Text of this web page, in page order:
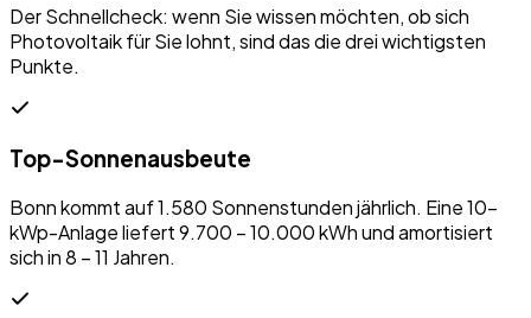
Der Schnellcheck: wenn Sie wissen möchten, ob sich
Photovoltaik für Sie lohnt, sind das die drei wichtigsten
Punkte.
Top-Sonnenausbeute
Bonn kommt auf 1.580 Sonnenstunden jährlich. Eine 10-
kWp-Anlage liefert 9.700 – 10.000 kWh und amortisiert
sich in 8 – 11 Jahren.